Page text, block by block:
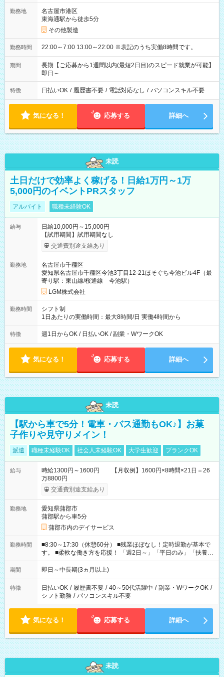
勤務地
名古屋市港区
東海通駅から徒歩5分
その他製造
勤務時間 22:00～7:00 13:00～22:00 ※表記のうち実働8時間です。
期間
長期【ご応募から1週間以内(最短2日目)のスピード就業が可能】
即日～
特徴 日払いOK / 履歴書不要 / 電話対応なし / パソコンスキル不要
気になる！ 応募する 詳細へ
未読
土日だけで効率よく稼げる！日給1万円～1万
5,000円のイベントPRスタッフ
アルバイト 職種未経験OK
給与
日給10,000円～15,000円
【試用期間】試用期間なし
交通費別途支給あり
勤務地
名古屋市千種区
愛知県名古屋市千種区今池3丁目12-21ほそぐち今池ビル4F（最
寄り駅：東山線/桜通線 今池駅）
LGM株式会社
勤務時間
シフト制
1日あたりの実働時間：最大8時間/日 実働4時間から
特徴 週1日からOK / 日払いOK / 副業・WワークOK
気になる！ 応募する 詳細へ
未読
【駅から車で5分！電車・バス通勤もOK♪】お菓
子作りや見守りメイン！
派遣 職種未経験OK 社会人未経験OK 大学生歓迎 ブランクOK
給与
時給1300円～1600円 【月収例】1600円×8時間×21日＝26
万8800円
交通費別途支給あり
勤務地
愛知県蒲郡市
蒲郡駅から車5分
蒲郡市内のデイサービス
勤務時間
■8:30～17:30（休憩60分） ■残業ほぼなし！定時退勤が基本で
す。 ■柔軟な働き方を応援！ 「週2日～」「平日のみ」「扶養内
勤務」など、あなたの生活に合わせた相談が可能。 無理な連勤
もありませんので、自分のペースを大切にしながら、長く安心
保できるため、主婦（夫）の方も無理なく続けていただけま
す。
期間 即日～中長期(3ヵ月以上)
特徴 日払いOK / 履歴書不要 / 40～50代活躍中 / 副業・WワークOK /
シフト勤務 / パソコンスキル不要
気になる！ 応募する 詳細へ
未読